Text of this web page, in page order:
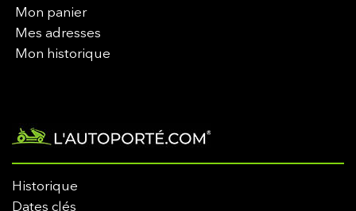
Mon panier
Mes adresses
Mon historique
Historique
Dates clés